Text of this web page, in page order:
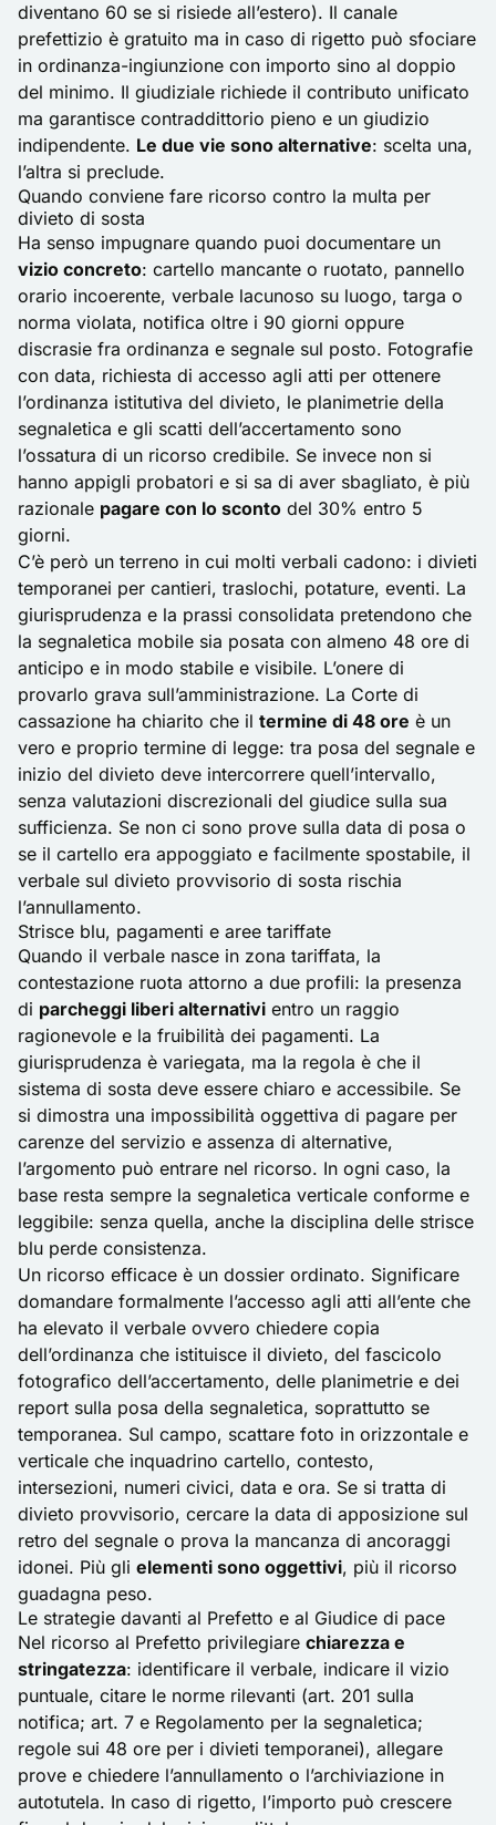
diventano 60 se si risiede all’estero). Il canale
prefettizio è gratuito ma in caso di rigetto può sfociare
in ordinanza-ingiunzione con importo sino al doppio
del minimo. Il giudiziale richiede il contributo unificato
ma garantisce contraddittorio pieno e un giudizio
indipendente. Le due vie sono alternative: scelta una,
l’altra si preclude.
Quando conviene fare ricorso contro la multa per
divieto di sosta
Ha senso impugnare quando puoi documentare un
vizio concreto: cartello mancante o ruotato, pannello
orario incoerente, verbale lacunoso su luogo, targa o
norma violata, notifica oltre i 90 giorni oppure
discrasie fra ordinanza e segnale sul posto. Fotografie
con data, richiesta di accesso agli atti per ottenere
l’ordinanza istitutiva del divieto, le planimetrie della
segnaletica e gli scatti dell’accertamento sono
l’ossatura di un ricorso credibile. Se invece non si
hanno appigli probatori e si sa di aver sbagliato, è più
razionale pagare con lo sconto del 30% entro 5
giorni.
C’è però un terreno in cui molti verbali cadono: i divieti
temporanei per cantieri, traslochi, potature, eventi. La
giurisprudenza e la prassi consolidata pretendono che
la segnaletica mobile sia posata con almeno 48 ore di
anticipo e in modo stabile e visibile. L’onere di
provarlo grava sull’amministrazione. La Corte di
cassazione ha chiarito che il termine di 48 ore è un
vero e proprio termine di legge: tra posa del segnale e
inizio del divieto deve intercorrere quell’intervallo,
senza valutazioni discrezionali del giudice sulla sua
sufficienza. Se non ci sono prove sulla data di posa o
se il cartello era appoggiato e facilmente spostabile, il
verbale sul divieto provvisorio di sosta rischia
l’annullamento.
Strisce blu, pagamenti e aree tariffate
Quando il verbale nasce in zona tariffata, la
contestazione ruota attorno a due profili: la presenza
di parcheggi liberi alternativi entro un raggio
ragionevole e la fruibilità dei pagamenti. La
giurisprudenza è variegata, ma la regola è che il
sistema di sosta deve essere chiaro e accessibile. Se
si dimostra una impossibilità oggettiva di pagare per
carenze del servizio e assenza di alternative,
l’argomento può entrare nel ricorso. In ogni caso, la
base resta sempre la segnaletica verticale conforme e
leggibile: senza quella, anche la disciplina delle strisce
blu perde consistenza.
Un ricorso efficace è un dossier ordinato. Significare
domandare formalmente l’accesso agli atti all’ente che
ha elevato il verbale ovvero chiedere copia
dell’ordinanza che istituisce il divieto, del fascicolo
fotografico dell’accertamento, delle planimetrie e dei
report sulla posa della segnaletica, soprattutto se
temporanea. Sul campo, scattare foto in orizzontale e
verticale che inquadrino cartello, contesto,
intersezioni, numeri civici, data e ora. Se si tratta di
divieto provvisorio, cercare la data di apposizione sul
retro del segnale o prova la mancanza di ancoraggi
idonei. Più gli elementi sono oggettivi, più il ricorso
guadagna peso.
Le strategie davanti al Prefetto e al Giudice di pace
Nel ricorso al Prefetto privilegiare chiarezza e
stringatezza: identificare il verbale, indicare il vizio
puntuale, citare le norme rilevanti (art. 201 sulla
notifica; art. 7 e Regolamento per la segnaletica;
regole sui 48 ore per i divieti temporanei), allegare
prove e chiedere l’annullamento o l’archiviazione in
autotutela. In caso di rigetto, l’importo può crescere